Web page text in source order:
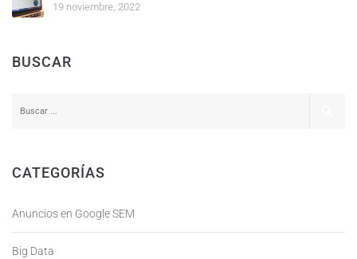
19 noviembre, 2022
BUSCAR
CATEGORÍAS
Anuncios en Google SEM
Big Data